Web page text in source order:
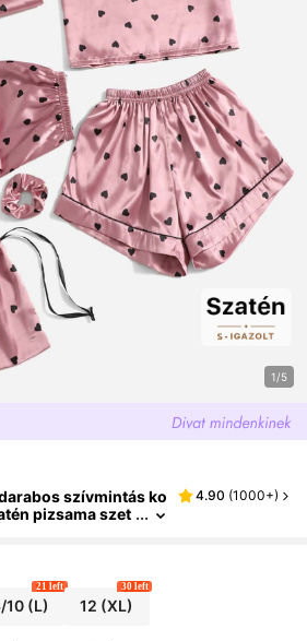
1/5
szívmintás ko
pizsama szet
4.90 (1000+)
10(L)
21 left
12 (XL)
30 left